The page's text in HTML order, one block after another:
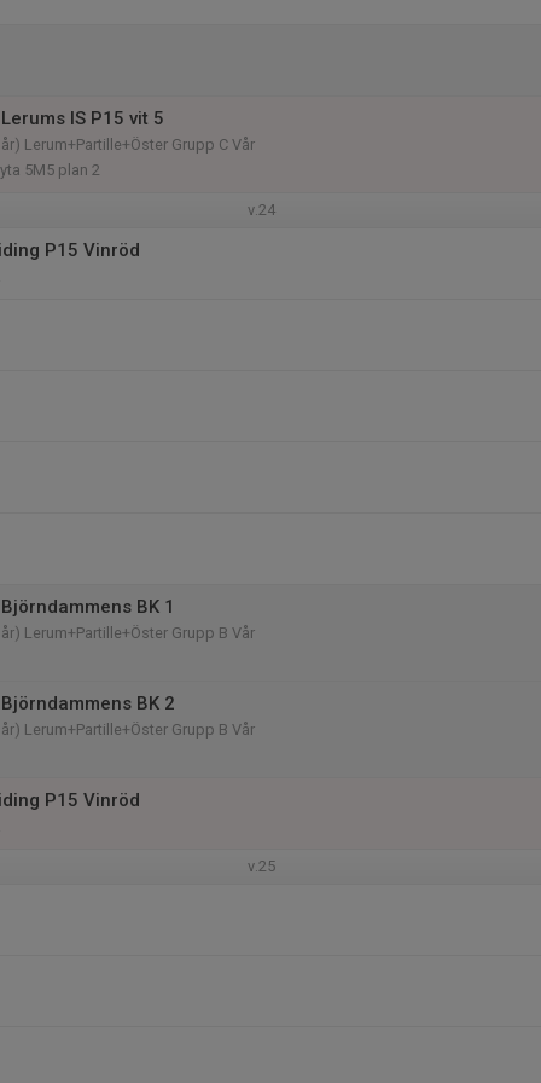
IS P15 vit 5
Lerum+Partille+Öster Grupp C Vår
5M5 plan 2
v.24
P15 Vinröd
BK 1
Lerum+Partille+Öster Grupp B Vår
BK 2
Lerum+Partille+Öster Grupp B Vår
P15 Vinröd
v.25